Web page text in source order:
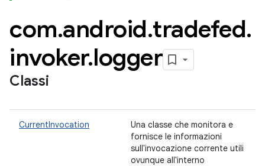
com.android.tradefed.
invoker.logger
Classi
CurrentInvocation
Una classe che monitora e
fornisce le informazioni
sull'invocazione corrente utili
ovunque all'interno